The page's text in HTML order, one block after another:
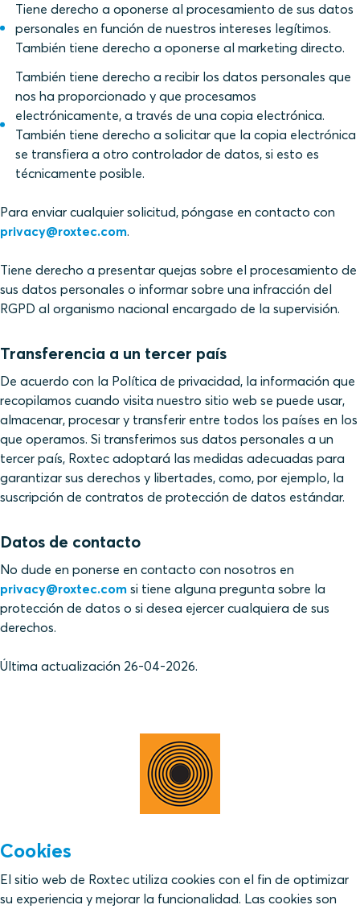
Tiene derecho a oponerse al procesamiento de sus datos
personales en función de nuestros intereses legítimos.
También tiene derecho a oponerse al marketing directo.
También tiene derecho a recibir los datos personales que
nos ha proporcionado y que procesamos
electrónicamente, a través de una copia electrónica.
También tiene derecho a solicitar que la copia electrónica
se transfiera a otro controlador de datos, si esto es
técnicamente posible.
Para enviar cualquier solicitud, póngase en contacto con
privacy@roxtec.com.
Tiene derecho a presentar quejas sobre el procesamiento de
sus datos personales o informar sobre una infracción del
RGPD al organismo nacional encargado de la supervisión.
Transferencia a un tercer país
De acuerdo con la Política de privacidad, la información que
recopilamos cuando visita nuestro sitio web se puede usar,
almacenar, procesar y transferir entre todos los países en los
que operamos. Si transferimos sus datos personales a un
tercer país, Roxtec adoptará las medidas adecuadas para
garantizar sus derechos y libertades, como, por ejemplo, la
suscripción de contratos de protección de datos estándar.
Datos de contacto
No dude en ponerse en contacto con nosotros en
privacy@roxtec.com si tiene alguna pregunta sobre la
protección de datos o si desea ejercer cualquiera de sus
derechos.
Última actualización 26-04-2026.
Cookies
El sitio web de Roxtec utiliza cookies con el fin de optimizar
su experiencia y mejorar la funcionalidad. Las cookies son